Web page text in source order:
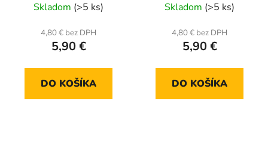
Skladom (>5 ks)
4,80 € bez DPH
5,90 €
DO KOŠÍKA
Skladom (>5 ks)
4,80 € bez DPH
5,90 €
DO KOŠÍKA